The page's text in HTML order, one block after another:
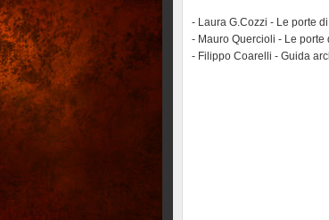
- Laura G.Cozzi - Le porte
- Mauro Quercioli - Le
- Filippo Coarelli - Guida